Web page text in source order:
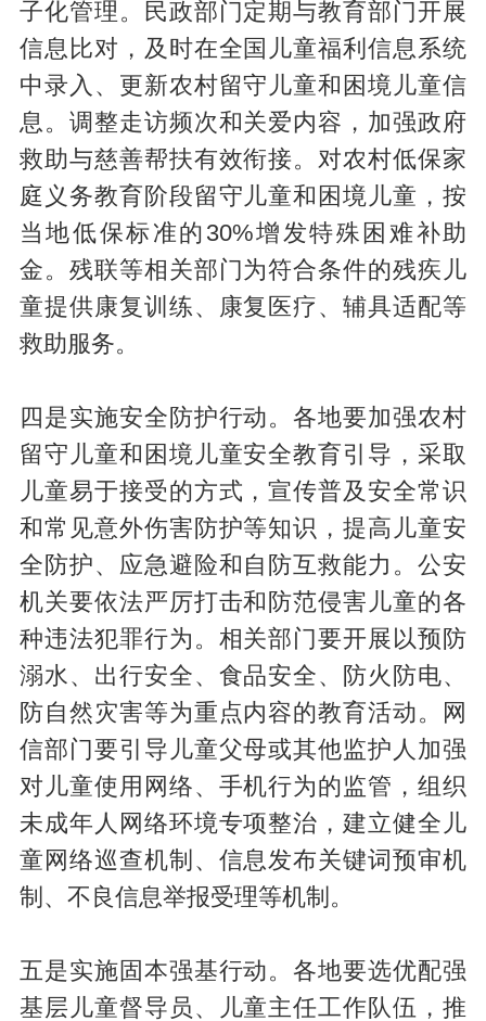
子化管理。民政部门定期与教育部门开展
信息比对，及时在全国儿童福利信息系统
中录入、更新农村留守儿童和困境儿童信
息。调整走访频次和关爱内容，加强政府
救助与慈善帮扶有效衔接。对农村低保家
庭义务教育阶段留守儿童和困境儿童，按
当地低保标准的30%增发特殊困难补助
金。残联等相关部门为符合条件的残疾儿
童提供康复训练、康复医疗、辅具适配等
救助服务。
四是实施安全防护行动。各地要加强农村
留守儿童和困境儿童安全教育引导，采取
儿童易于接受的方式，宣传普及安全常识
和常见意外伤害防护等知识，提高儿童安
全防护、应急避险和自防互救能力。公安
机关要依法严厉打击和防范侵害儿童的各
种违法犯罪行为。相关部门要开展以预防
溺水、出行安全、食品安全、防火防电、
防自然灾害等为重点内容的教育活动。网
信部门要引导儿童父母或其他监护人加强
对儿童使用网络、手机行为的监管，组织
未成年人网络环境专项整治，建立健全儿
童网络巡查机制、信息发布关键词预审机
制、不良信息举报受理等机制。
五是实施固本强基行动。各地要选优配强
基层儿童督导员、儿童主任工作队伍，推